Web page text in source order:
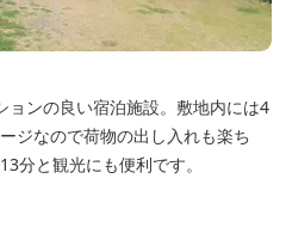
ョンの良い宿泊施設。敷地内には4
ジなので荷物の出し入れも楽ち
分と観光にも便利です。